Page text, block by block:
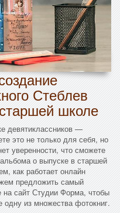
Стеблев
школе
девятиклассников —
это не только для себя, но
уверенности, что сможете
о выпуске в старшей
как работает онлайн
предложить самый
сайт Студии Форма, чтобы
одну из множества фотокниг.